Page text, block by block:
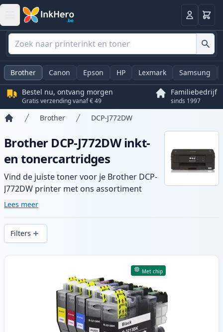
Log in
Brother Canon Epson HP Lexmark Samsung
Bestel nu, ontvang morgen
Gratis verzending vanaf € 49
Familiebedrijf
sinds 1997
Brother DCP-J772DW
Brother DCP-J772DW inkt-
en tonercartridges
Vind de juiste toner voor je Brother DCP-
J772DW printer met ons assortiment
compatibele en high-yield cartridges.
snelle levering vanuit lokale voorraad in .
Lees meer
Filters
Producten
Met chip